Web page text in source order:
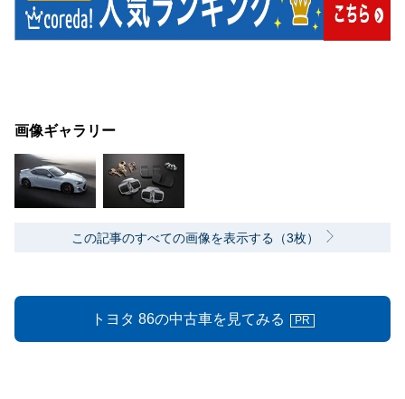
画像ギャラリー
この記事のすべての画像を表示する（3枚）
トヨタ 86の中古車を見てみる PR